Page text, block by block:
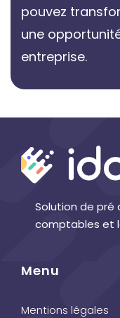
pouvez
une
entreprise.
Solution de pré
comptables et
Menu
Mentions légales